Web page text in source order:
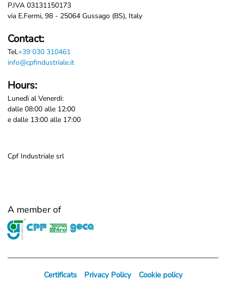
P.IVA 03131150173
via E.Fermi, 98 - 25064 Gussago (BS), Italy
Contact:
Tel.+39 030 310461
info@cpfindustriale.it
Hours:
Lunedì al Venerdi:
dalle 08:00 alle 12:00
e dalle 13:00 alle 17:00
Cpf Industriale srl
A member of
Certificats Privacy Policy Cookie policy